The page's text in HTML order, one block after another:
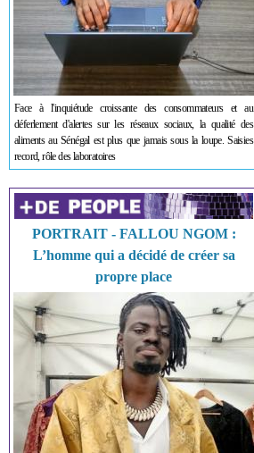
Face à l'inquiétude croissante des consommateurs et au
déferlement d'alertes sur les réseaux sociaux, la qualité des
aliments au Sénégal est plus que jamais sous la loupe. Saisies
record, rôle des laboratoires
PORTRAIT - FALLOU NGOM :
L’homme qui a décidé de créer sa
propre place